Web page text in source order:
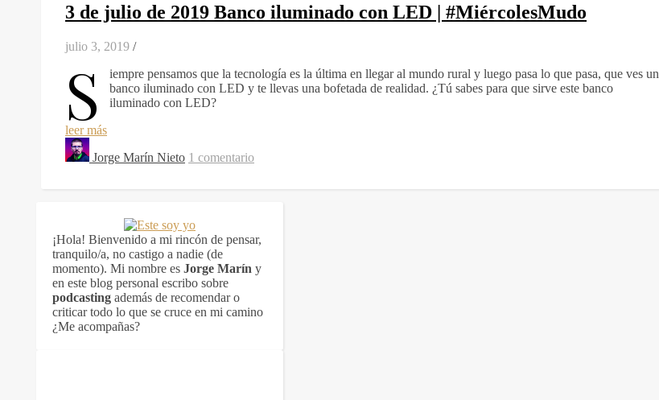
3 de julio de 2019 Banco iluminado con LED | #MiércolesMudo
julio 3, 2019 /
S
iempre pensamos que la tecnología es la última en llegar al mundo rural y luego pasa lo que pasa, que ves un
banco iluminado con LED y te llevas una bofetada de realidad. ¿Tú sabes para que sirve este banco
iluminado con LED?
leer más
Jorge Marín Nieto 1 comentario
¡Hola! Bienvenido a mi rincón de pensar,
tranquilo/a, no castigo a nadie (de
momento). Mi nombre es Jorge Marín y
en este blog personal escribo sobre
podcasting además de recomendar o
criticar todo lo que se cruce en mi camino
¿Me acompañas?